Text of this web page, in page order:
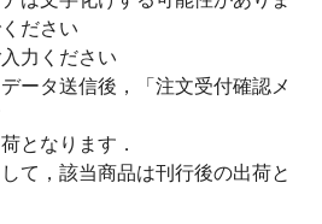
ださい
力ください
ータ送信後，「注文受付確認メ
となります．
て，該当商品は刊行後の出荷と